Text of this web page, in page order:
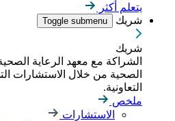
يتعلم أكثر
شريك
Toggle submenu
شريك
الشراكة مع معهد الرعاية
الصحية من خلال الاستشارات
التعاونية.
ملخص
الاستشارات